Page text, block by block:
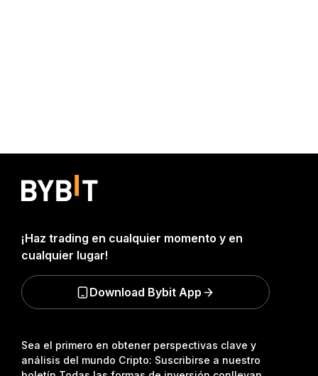
Sea el primero en obtener perspectivas clave y
análisis del mundo Cripto: Suscribirse a nuestro
¡Haz trading en cualquier momento y en
cualquier lugar!
Download Bybit App